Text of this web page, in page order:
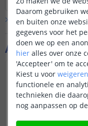
Aanvullende
Bekijk alle Vraag &
Daarom gebruiken
en buiten onze
gegevens voor het
doen we op een
hier alles over onze
'Accepteer' om te
Kiest u voor weigeren
functionele en
technieken die
nog aanpassen op